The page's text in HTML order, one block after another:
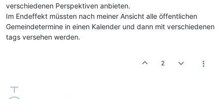
verschiedenen Perspektiven anbieten.
Im Endeffekt müssten nach meiner Ansicht alle öffentlichen
Gemeindetermine in einen Kalender und dann mit verschiedenen
tags versehen werden.
2